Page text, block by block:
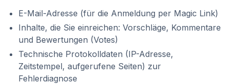
E-Mail-Adresse (für die Anmeldung per Magic Link)
Inhalte, die Sie einreichen: Vorschläge, Kommentare
und Bewertungen (Votes)
Technische Protokolldaten (IP-Adresse,
Zeitstempel, aufgerufene Seiten) zur
Fehlerdiagnose